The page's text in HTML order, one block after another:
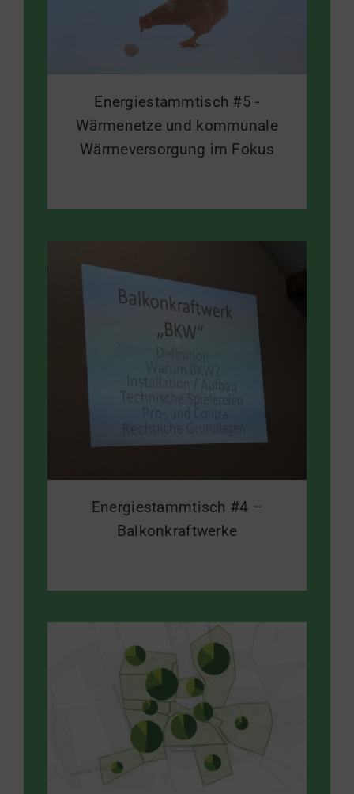
Energiestammtisch #5 -
Wärmenetze und kommunale
Wärmeversorgung im Fokus
Energiestammtisch #4 –
Balkonkraftwerke